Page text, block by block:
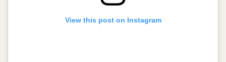
View this post on Instagram